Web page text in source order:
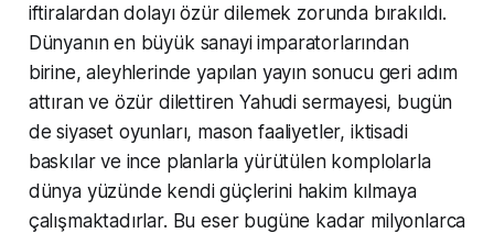
iftiralardan dolayı özür dilemek zorunda bırakıldı.
Dünyanın en büyük sanayi imparatorlarından
birine, aleyhlerinde yapılan yayın sonucu geri adım
attıran ve özür dilettiren Yahudi sermayesi, bugün
de siyaset oyunları, mason faaliyetler, iktisadi
baskılar ve ince planlarla yürütülen komplolarla
dünya yüzünde kendi güçlerini hakim kılmaya
çalışmaktadırlar. Bu eser bugüne kadar milyonlarca